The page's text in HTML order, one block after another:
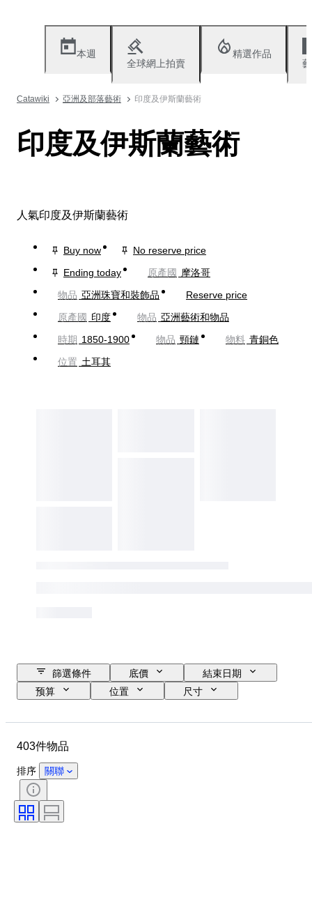
本週
全球網上拍賣
精選作品
Catawiki 亞洲及部落藝術 印度及伊斯蘭藝術
印度及伊斯蘭藝術
人氣印度及伊斯蘭藝術
Buy now
No reserve price
Ending today
原產國 摩洛哥
物品 亞洲珠寶和裝飾品
Reserve price
原產國 印度 物品 亞洲藝術和物品
時期 1850-1900 物品 頸鏈 物料 青銅色
位置 土耳其
篩選條件 底價
結束日期
预算
位置
尺寸
時期
標題
簽名
原件/副本
出售者：
403件物品
排序 關聯